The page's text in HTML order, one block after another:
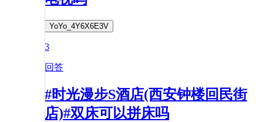
YoYo_4Y6X6E3V
3
回答
#时光漫步S酒店(西安钟楼回民街
店)#双床可以拼床吗